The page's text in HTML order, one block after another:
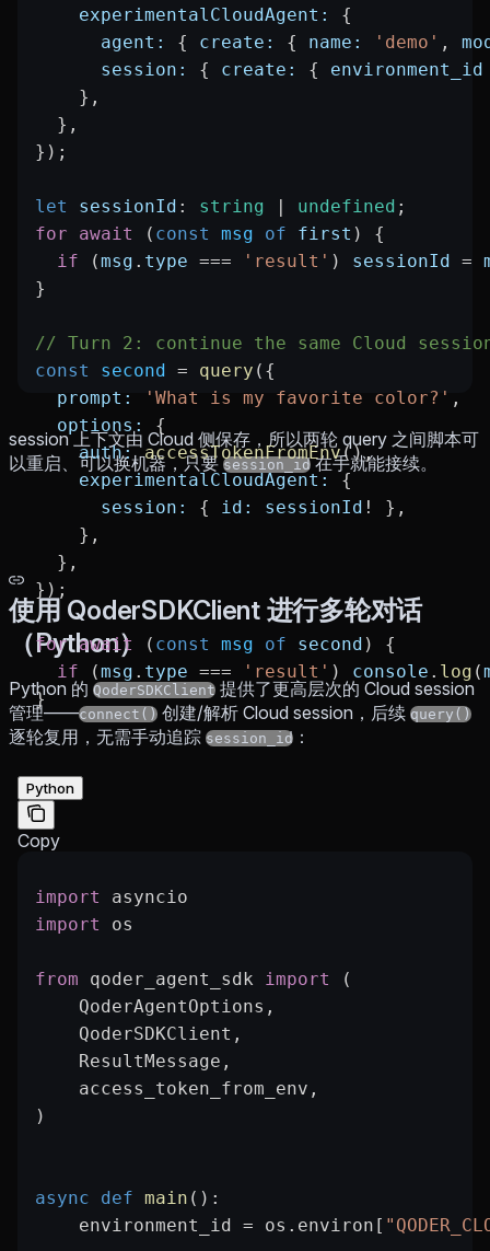
    experimentalCloudAgent:
{
      agent:
{ create: { name: 'demo' ,
      session:
{ create: { environment_id
    },
  },
});
let sessionId : string undefined ;
for await ( const msg of first ) {
  if
(msg . type === 'result' ) sessionId =
}
// Turn 2: continue the same Cloud
const
second = query ({
  prompt:
'What is my favorite color?' ,
  options:
{
    auth:
accessTokenFromEnv(),
    experimentalCloudAgent:
{
      session:
{ id: sessionId !
},
    },
  },
});
for await ( const msg of second ) {
  if
(msg . type === 'result' ) console . log (
}
session 上下文由 Cloud 侧保存，所以两轮 query 之间脚本可
以重启、可以换机器，只要session_id在手就能接续。
使用 QoderSDKClient 进行多轮对话
（Python）
Python 的 QoderSDKClient 提供了更高层次的 Cloud session
管理——connect() 创建/解析 Cloud session，后续 query()
逐轮复用，无需手动追踪 session_id ：
Python
Copy
import
asyncio
import
os
from qoder_agent_sdk import
(
    QoderAgentOptions,
    QoderSDKClient,
    ResultMessage,
    access_token_from_env,
)
async def main ():
    environment_id
= os.environ[